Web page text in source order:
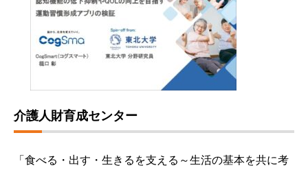
介護人財育成センター
「食べる・出す・生きるを支える～生活の基本を共に考